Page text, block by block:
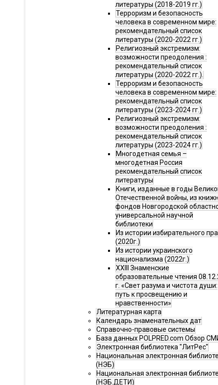
литературы (2018-2019 гг.)
Терроризм и безопасность
человека в современном мире:
рекомендательный список
литературы (2020-2022 гг.)
Религиозный экстремизм:
возможности преодоления :
рекомендательный список
литературы (2020-2022 гг.).
Терроризм и безопасность
человека в современном мире:
рекомендательный список
литературы (2023-2024 гг.)
Религиозный экстремизм:
возможности преодоления :
рекомендательный список
литературы (2023-2024 гг.)
Многодетная семья –
многодетная Россия
рекомендательный список
литературы
Книги, изданные в годы
Отечественной войны, из
фондов Новгородской
универсальной научной
библиотеки
Из истории избирательного
(2020г.)
Из истории украинского
национализма (2022г.)
XXIII Знаменские
образовательные чтения
г. «Свет разума и чистота души:
путь к просвещению и
нравственности»
Литературная карта
Календарь знаменательных дат
Справочно-правовые системы
База данных POLPRED.com Обзор
Электронная библиотека "ЛитРес"
Национальная электронная
(НЭБ)
Национальная электронная
(НЭБ.ДЕТИ)